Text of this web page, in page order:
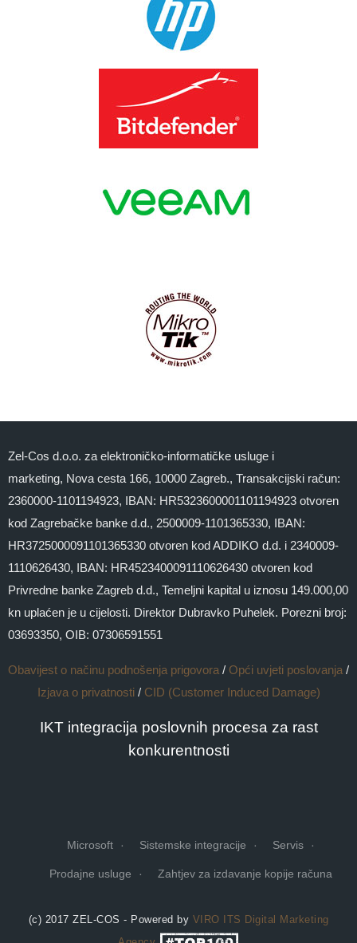
Zel-Cos d.o.o. za elektroničko-informatičke usluge i
marketing, Nova cesta 166, 10000 Zagreb., Transakcijski račun:
2360000-1101194923, IBAN: HR5323600001101194923 otvoren
kod Zagrebačke banke d.d., 2500009-1101365330, IBAN:
HR3725000091101365330 otvoren kod ADDIKO d.d. i 2340009-
1110626430, IBAN: HR4523400091110626430 otvoren kod
Privredne banke Zagreb d.d., Temeljni kapital u iznosu 149.000,00
kn uplaćen je u cijelosti. Direktor Dubravko Puhelek. Porezni broj:
03693350, OIB: 07306591551
Obavijest o načinu podnošenja prigovora / Opći uvjeti poslovanja /
Izjava o privatnosti/ CID (Customer Induced Damage)
IKT integracija poslovnih procesa za rast
konkurentnosti
Microsoft Sistemske integracije Servis
Prodajne usluge Zahtjev za izdavanje kopije računa
(c) 2017 ZEL-COS - Powered by VIRO ITS Digital Marketing